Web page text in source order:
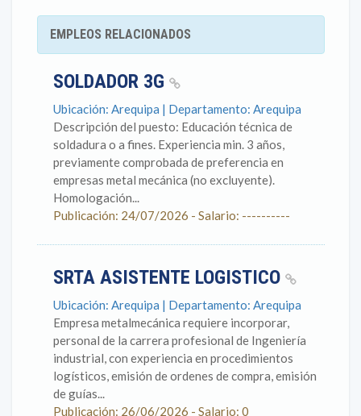
EMPLEOS RELACIONADOS
SOLDADOR 3G
Ubicación: Arequipa | Departamento: Arequipa
Descripción del puesto: Educación técnica de
soldadura o a fines. Experiencia min. 3 años,
previamente comprobada de preferencia en
empresas metal mecánica (no excluyente).
Homologación...
Publicación: 24/07/2026 - Salario: ----------
SRTA ASISTENTE LOGISTICO
Ubicación: Arequipa | Departamento: Arequipa
Empresa metalmecánica requiere incorporar,
personal de la carrera profesional de Ingeniería
industrial, con experiencia en procedimientos
logísticos, emisión de ordenes de compra, emisión
de guías...
Publicación: 26/06/2026 - Salario: 0